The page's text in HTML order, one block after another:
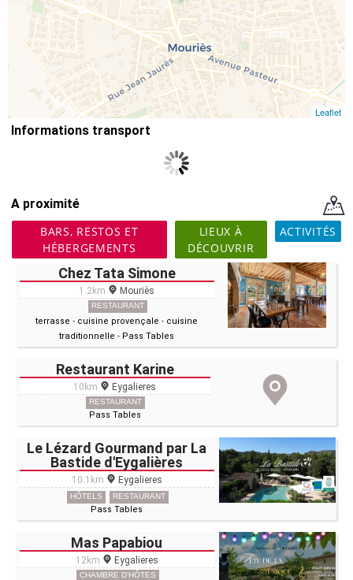
Leaflet
Informations transport
A proximité
BARS, RESTOS ET
HÉBERGEMENTS
LIEUX À
DÉCOUVRIR
ACTIVITÉS
Chez Tata Simone
1.2km Mouriès
RESTAURANT
terrasse - cuisine provençale - cuisine
traditionnelle - Pass Tables
Restaurant Karine
10km Eygalieres
RESTAURANT
Pass Tables
Le Lézard Gourmand par La
Bastide d'Eygalières
10.1km Eygalieres
HÔTELS RESTAURANT
Pass Tables
Mas Papabiou
12km Eygalieres
CHAMBRE D'HÔTES